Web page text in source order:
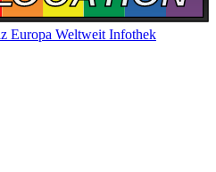
Europa Weltweit Infothek